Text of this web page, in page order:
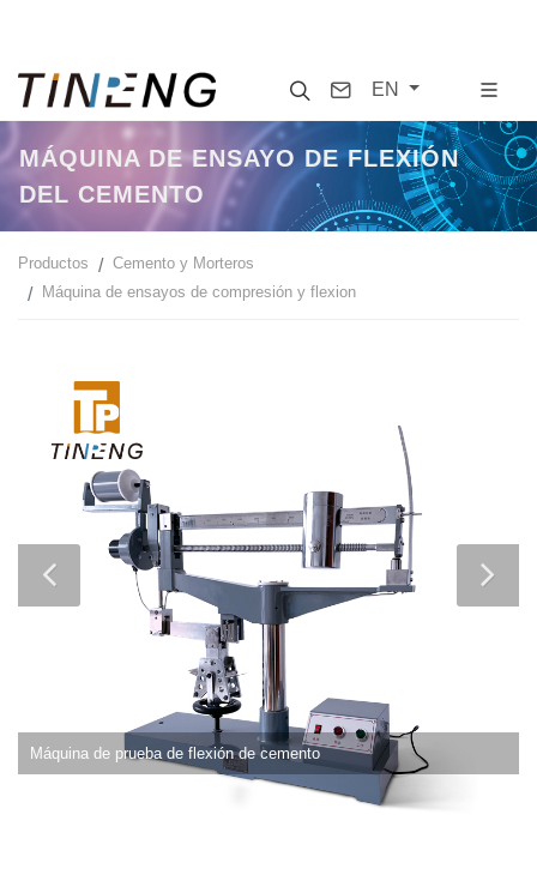
SearchContact
EN
MÁQUINA DE ENSAYO DE FLEXIÓN
DEL CEMENTO
Productos
Cemento y Morteros
Máquina de ensayos de compresión y flexion
Máquina de prueba de flexión de cemento